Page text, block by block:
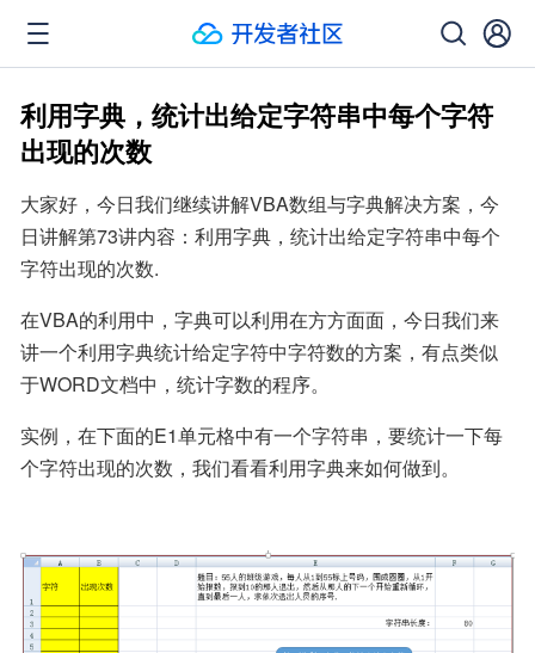
利用字典，统计出给定字符串中每个字符
出现的次数
大家好，今日我们继续讲解VBA数组与字典解决方案，今
日讲解第73讲内容：利用字典，统计出给定字符串中每个
字符出现的次数.
在VBA的利用中，字典可以利用在方方面面，今日我们来
讲一个利用字典统计给定字符中字符数的方案，有点类似
于WORD文档中，统计字数的程序。
实例，在下面的E1单元格中有一个字符串，要统计一下每
个字符出现的次数，我们看看利用字典来如何做到。